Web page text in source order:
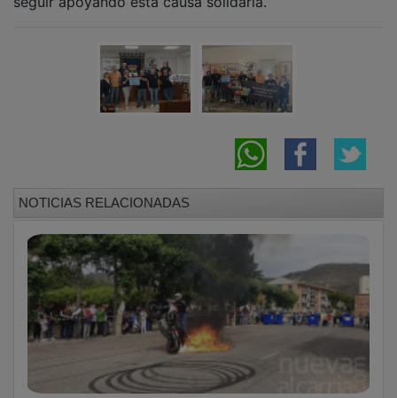
Jadraque se prepara para un fin de semana
motero con la XI Concentración del Motoclub
Gassdraque
Kalvaria cumple cinco años de promoción de
la provincia y compromiso social